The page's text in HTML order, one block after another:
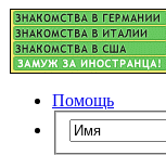
Помощь